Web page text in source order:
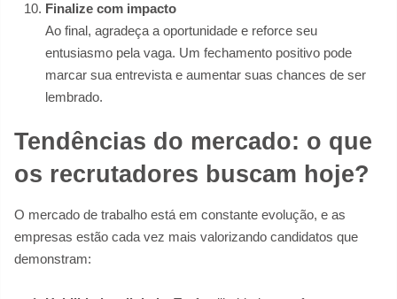
Finalize com impacto
Ao final, agradeça a oportunidade e reforce seu
entusiasmo pela vaga. Um fechamento positivo pode
marcar sua entrevista e aumentar suas chances de ser
lembrado.
Tendências do mercado: o que
os recrutadores buscam hoje?
O mercado de trabalho está em constante evolução, e as
empresas estão cada vez mais valorizando candidatos que
demonstram: